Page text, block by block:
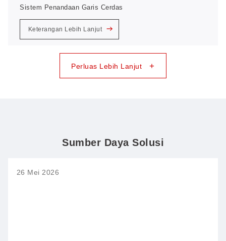
Sistem Penandaan Garis Cerdas
Keterangan Lebih Lanjut
Perluas Lebih Lanjut +
Sumber Daya Solusi
26 Mei 2026